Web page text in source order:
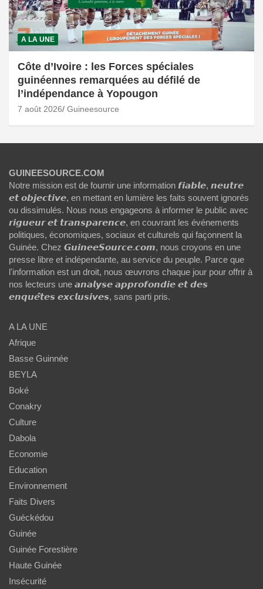
A LA UNE
Côte d’Ivoire : les Forces spéciales
guinéennes remarquées au défilé de
l’indépendance à Yopougon
7 août 2026 Guineesource
GUINEESOURCE.COM
Notre mission est de fournir une information 𝙛𝙞𝙖𝙗𝙡𝙚, 𝙣𝙚𝙪𝙩𝙧𝙚
𝙚𝙩 𝙤𝙗𝙟𝙚𝙘𝙩𝙞𝙫𝙚, en mettant en lumière les faits souvent ignorés
ou dissimulés. Nous nous engageons à informer le public avec
𝙧𝙞𝙜𝙪𝙚𝙪𝙧 𝙚𝙩 𝙩𝙧𝙖𝙣𝙨𝙥𝙖𝙧𝙚𝙣𝙘𝙚, en couvrant les événements
politiques, économiques, sociaux et culturels qui façonnent la
Guinée. Chez 𝙂𝙪𝙞𝙣𝙚𝙚𝙎𝙤𝙪𝙧𝙘𝙚.𝙘𝙤𝙢, nous croyons en une
presse libre et indépendante, au service du peuple. Parce que
l'information est un droit, nous œuvrons chaque jour pour offrir à
nos lecteurs une 𝙖𝙣𝙖𝙡𝙮𝙨𝙚 𝙖𝙥𝙥𝙧𝙤𝙛𝙤𝙣𝙙𝙞𝙚 𝙚𝙩 𝙙𝙚𝙨
𝙚𝙣𝙦𝙪𝙚̂𝙩𝙚𝙨 𝙚𝙭𝙘𝙡𝙪𝙨𝙞𝙫𝙚𝙨, sans parti pris.
A LA UNE
Afrique
Basse Guinnée
BEYLA
Boké
Conakry
Culture
Dabola
Economie
Education
Environnement
Faits Divers
Guéckédou
Guinée
Guinée Forestière
Haute Guinée
Insécurité